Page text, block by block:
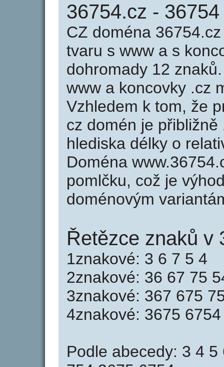
36754.cz - 36754
CZ doména
tvaru s www a s
dohromady 12
www a koncovky .cz
Vzhledem k tom, že
cz domén je
hlediska délky o
Doména
pomlčku, což je
doménovým
Řetězce znaků v
1znakové: 3 6 7 5 4
2znakové: 36 67 75
3znakové: 367 675
4znakové: 3675 6754
Podle abecedy: 3 4